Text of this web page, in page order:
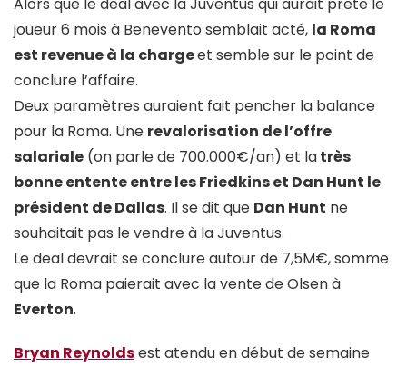
joueur 6 mois à Benevento semblait acté, la Roma
est revenue à la chargeet semble sur le point de
conclure l’affaire.
Deux paramètres auraient fait pencher la balance
pour la Roma. Une revalorisation de l’offre
salariale (on parle de 700.000€/an) et latrès
bonne entente entre les Friedkins et Dan Hunt le
président de Dallas. Il se dit que Dan Hunt ne
souhaitait pas le vendre à la Juventus.
Le deal devrait se conclure autour de 7,5M€, somme
que la Roma paierait avec la vente de Olsen à
Everton.
Bryan Reynoldsest atendu en début de semaine